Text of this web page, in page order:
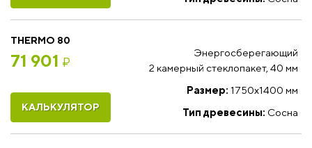
THERMO 80
71 901 ₽
Энергосберегающий
2 камерный стеклопакет, 40 мм
Размер: 1750x1400 мм
Тип древесины: Сосна
КАЛЬКУЛЯТОР